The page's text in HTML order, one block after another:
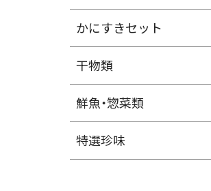
かにすきセット
干物類
鮮魚・惣菜類
特選珍味